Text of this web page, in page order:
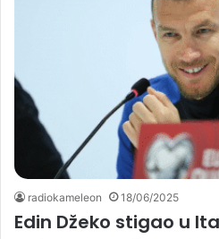
radiokameleon 18/06/2025
Edin Džeko stigao u